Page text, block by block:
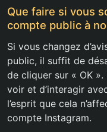
Que faire si vous
compte public à
Si vous changez
public, il suffit de
de cliquer sur « OK
voir et d’interagir
l’esprit que cela
compte Instagram.